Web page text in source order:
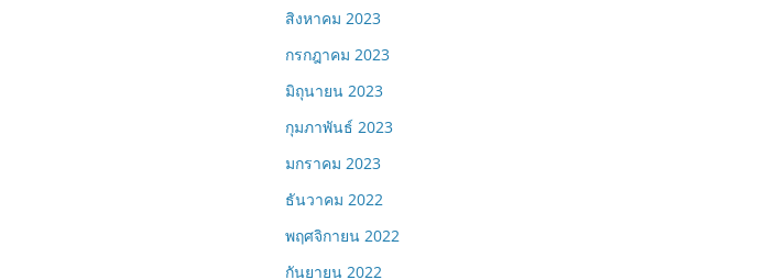
สิงหาคม 2023
กรกฎาคม 2023
มิถุนายน 2023
กุมภาพันธ์ 2023
มกราคม 2023
ธันวาคม 2022
พฤศจิกายน 2022
กันยายน 2022